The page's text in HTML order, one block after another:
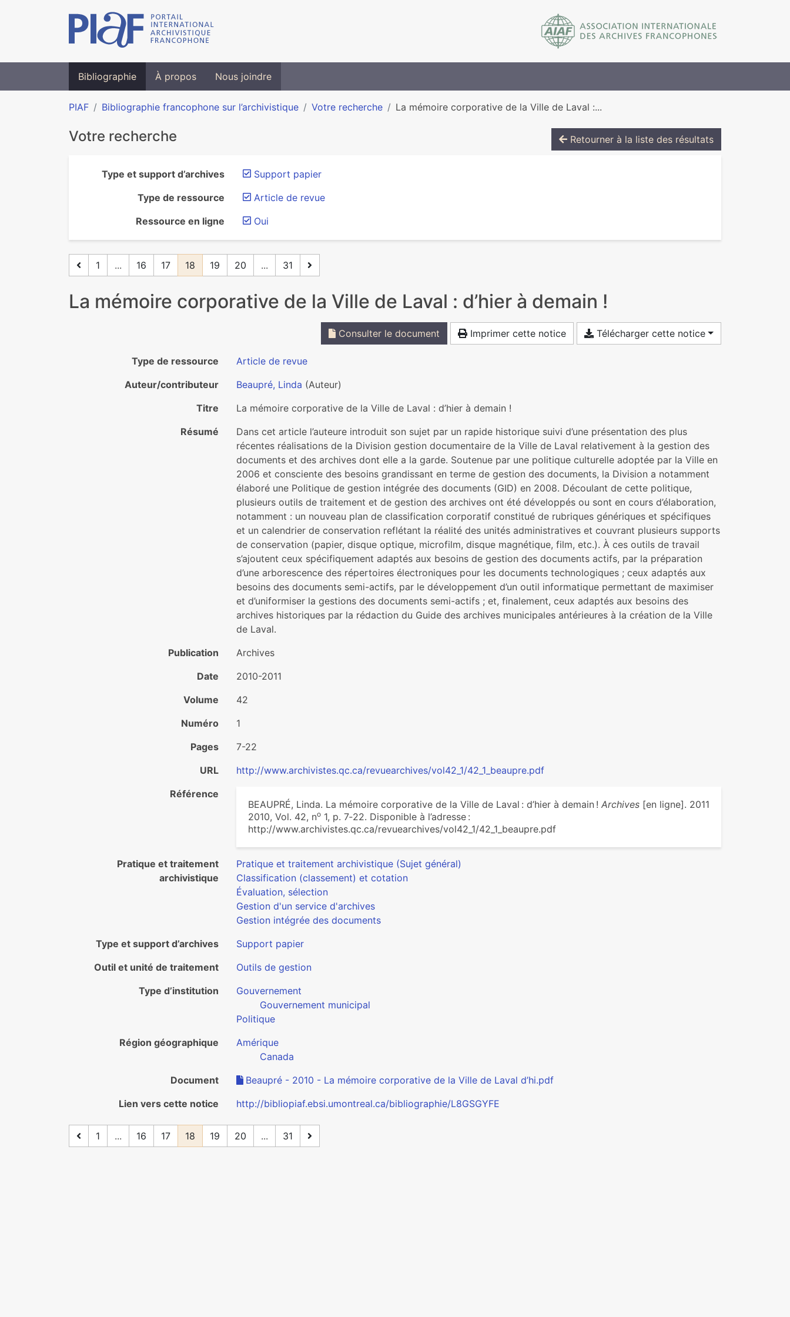
Bibliographie À propos Nous joindre
PIAF Bibliographie francophone sur l’archivistique Votre recherche La mémoire corporative de la Ville de Laval :...
Votre recherche Retourner à la liste des résultats
Type et support d’archives
Support papier
Type de ressource
Article de revue
Ressource en ligne
Oui
1 ... 16 17 18 19 20 ... 31
La mémoire corporative de la Ville de Laval : d’hier à demain !
Consulter le document Imprimer cette notice Télécharger cette notice
Type de ressource
Article de revue
Auteur/contributeur
Beaupré, Linda (Auteur)
Titre
La mémoire corporative de la Ville de Laval : d’hier à demain !
Résumé
Dans cet article l’auteure introduit son sujet par un rapide historique suivi d’une présentation des plus
récentes réalisations de la Division gestion documentaire de la Ville de Laval relativement à la gestion des
documents et des archives dont elle a la garde. Soutenue par une politique culturelle adoptée par la Ville en
2006 et consciente des besoins grandissant en terme de gestion des documents, la Division a notamment
élaboré une Politique de gestion intégrée des documents (GID) en 2008. Découlant de cette politique,
plusieurs outils de traitement et de gestion des archives ont été développés ou sont en cours d’élaboration,
notamment : un nouveau plan de classification corporatif constitué de rubriques génériques et spécifiques
et un calendrier de conservation reflétant la réalité des unités administratives et couvrant plusieurs supports
de conservation (papier, disque optique, microfilm, disque magnétique, film, etc.). À ces outils de travail
s’ajoutent ceux spécifiquement adaptés aux besoins de gestion des documents actifs, par la préparation
d’une arborescence des répertoires électroniques pour les documents technologiques ; ceux adaptés aux
besoins des documents semi-actifs, par le développement d’un outil informatique permettant de maximiser
et d’uniformiser la gestions des documents semi-actifs ; et, finalement, ceux adaptés aux besoins des
archives historiques par la rédaction du Guide des archives municipales antérieures à la création de la Ville
de Laval.
Publication
Archives
Date
2010-2011
Volume
42
Numéro
1
Pages
7-22
URL
http://www.archivistes.qc.ca/revuearchives/vol42_1/42_1_beaupre.pdf
Référence
BEAUPRÉ, Linda. La mémoire corporative de la Ville de Laval : d’hier à demain ! Archives [en ligne]. 2011
2010, Vol. 42, no 1, p. 7‑22. Disponible à l’adresse :
http://www.archivistes.qc.ca/revuearchives/vol42_1/42_1_beaupre.pdf
Pratique et traitement
archivistique
Pratique et traitement archivistique (Sujet général)
Classification (classement) et cotation
Évaluation, sélection
Gestion d'un service d'archives
Gestion intégrée des documents
Type et support d’archives
Support papier
Outil et unité de traitement
Outils de gestion
Type d’institution
Gouvernement
Gouvernement municipal
Politique
Région géographique
Amérique
Canada
Document
Beaupré - 2010 - La mémoire corporative de la Ville de Laval d’hi.pdf
Lien vers cette notice
http://bibliopiaf.ebsi.umontreal.ca/bibliographie/L8GSGYFE
1 ... 16 17 18 19 20 ... 31